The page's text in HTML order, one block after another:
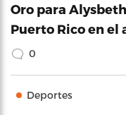
Oro para
Puerto Rico en el
0
Deportes